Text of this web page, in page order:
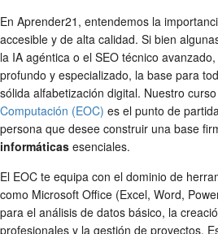
En Aprender21, entendemos la
accesible y de alta calidad. Si bien
la IA agéntica o el SEO técnico
profundo y especializado, la base para
sólida alfabetización digital. Nuestro curso
Computación (EOC) es el punto de
persona que desee construir una base
informáticas esenciales.
El EOC te equipa con el dominio de
como Microsoft Office (Excel, Word,
para el análisis de datos básico, la
profesionales y la gestión de proyectos.